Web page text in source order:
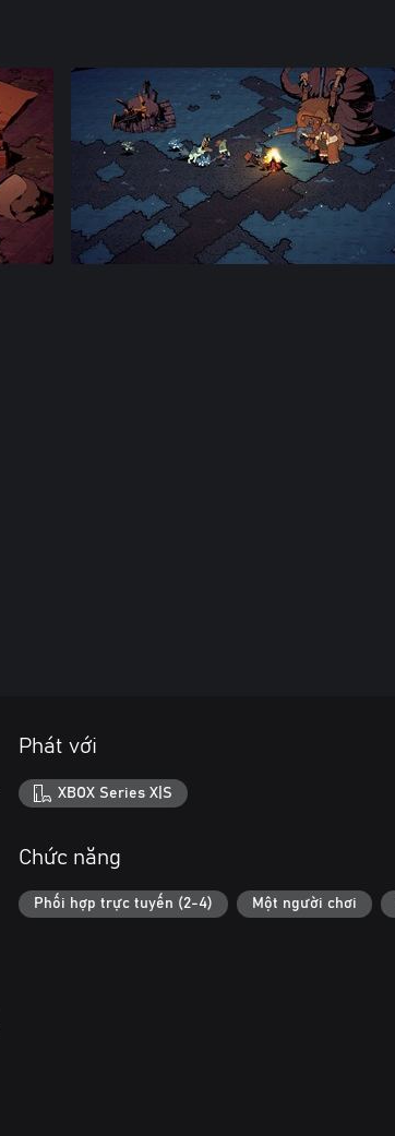
Phát với
XBOX Series X|S
Chức năng
Phối hợp trực tuyến (2-4) Một người chơi